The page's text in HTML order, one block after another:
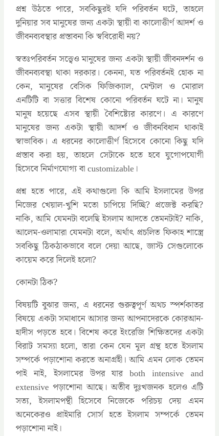
প্রশ্ন উঠতে পারে, সবকিছুরই যদি পরিবর্তন ঘটে, তাহলে
দুনিয়ার সব মানুষের জন্য একটা স্থায়ী বা কালোত্তীর্ণ আদর্শ ও
জীবনব্যবস্থার প্রস্তাবনা কি স্ববিরোধী নয়?
স্বতঃপরিবর্তন সত্ত্বেও মানুষের জন্য একটা স্থায়ী জীবনদর্শন ও
জীবনব্যবস্থা থাকা দরকার। কেননা, যত পরিবর্তনই হোক না
কেন, মানুষের বেসিক ফিজিক্যাল, মেন্টাল ও মোরাল
এনটিটি বা সত্তার বিশেষ কোনো পরিবর্তন ঘটে না। মানুষ
মানুষ হয়েছে এসব স্থায়ী বৈশিষ্ট্যের কারণে। এ কারণে
মানুষের জন্য একটা স্থায়ী আদর্শ ও জীবনবিধান থাকাই
স্বাভাবিক। এ ধরনের কালোত্তীর্ণ হিসেবে কোনো কিছু যদি
প্রস্তাব করা হয়, তাহলে সেটাকে হতে হবে যুগোপযোগী
হিসেবে নির্মাণযোগ্য বা customizable।
প্রশ্ন হতে পারে, এই কথাগুলো কি আমি ইসলামের উপর
নিজের খেয়াল-খুশি মতো চাপিয়ে দিচ্ছি? প্রজেক্ট করছি?
নাকি, আমি যেমনটা বলেছি ইসলাম আদতে তেমনটাই? নাকি,
আলেম-ওলামারা যেমনটা বলে, অর্থাৎ প্রচলিত ফিকাহ শাস্ত্রে
সবকিছু ঠিকঠাকভাবে বলে দেয়া আছে, জাস্ট সেগুলোকে
কায়েম করে দিলেই হলো?
কোনটা ঠিক?
বিষয়টি বুঝার জন্য, এ ধরনের গুরুত্বপূর্ণ অথচ স্পর্শকাতর
বিষয়ে একটা সমাধানে আসার জন্য আপনাদেরকে কোরআন-
হাদীস পড়তে হবে। বিশেষ করে ইংরেজি শিক্ষিতদের একটা
বিরাট সমস্যা হলো, তারা কেন যেন মূল গ্রন্থ হতে ইসলাম
সম্পর্কে পড়াশোনা করতে অনাগ্রহী। আমি এমন লোক তেমন
পাই নাই, ইসলামের উপর যার both intensive and
extensive পড়াশোনা আছে। অতীব দুঃখজনক হলেও এটি
সত্য, ইসলামপন্থী হিসেবে নিজেকে পরিচয় দেয় এমন
অনেকেরও প্রাইমারি সোর্স হতে ইসলাম সম্পর্কে তেমন
পড়াশোনা নাই।